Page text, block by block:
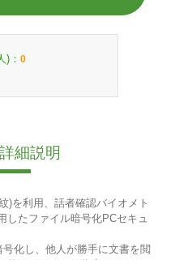
)： 0
細説明
)を利用、話者確認バイオメト
したファイル暗号化PCセキュ
化し、他人が勝手に文書を閲